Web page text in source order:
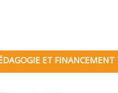
ET FINANCEMENT